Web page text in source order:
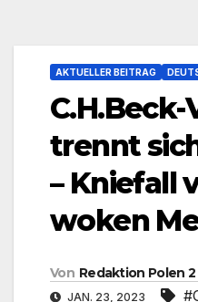
AKTUELLER BEITRAG
C.H.Beck-
trennt
– Kniefall
woken
Von Redaktion Polen 2
JAN. 23, 2023